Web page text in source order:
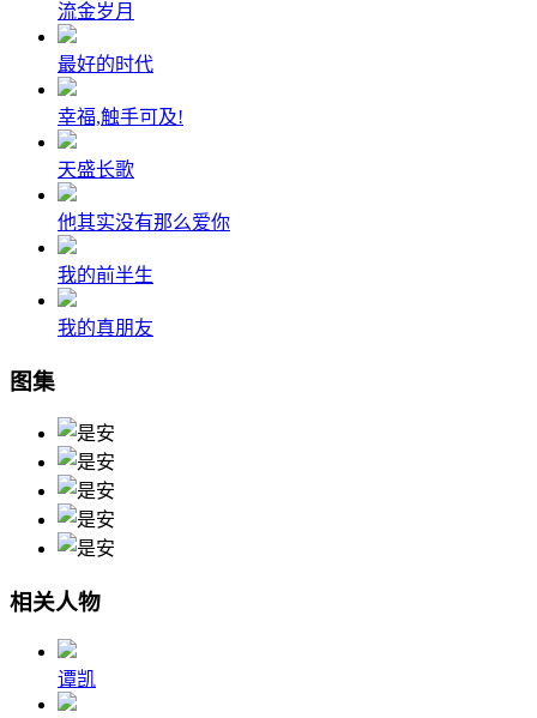
流金岁月
最好的时代
幸福,触手可及!
天盛长歌
他其实没有那么爱你
我的前半生
我的真朋友
图集
相关人物
谭凯